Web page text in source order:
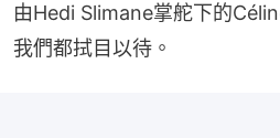
由Hedi Slimane掌舵下的
我們都拭目以待。